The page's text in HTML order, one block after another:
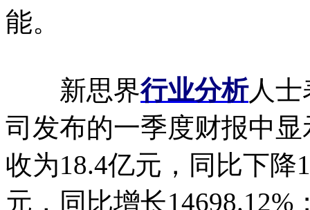
能。
新思界行业分析人士
司发布的一季度财报中
收为18.4亿元，同比下降
元，同比增长